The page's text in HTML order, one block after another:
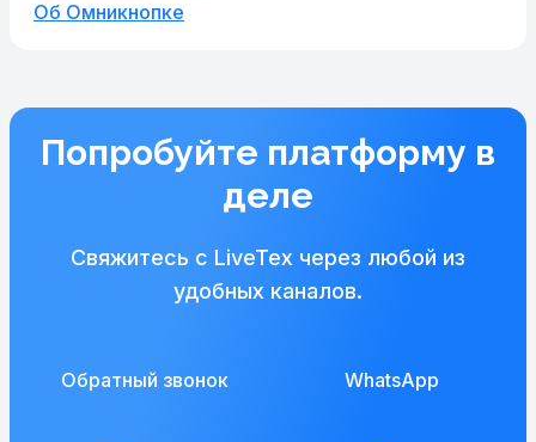
Об Омникнопке
Попробуйте платформу в
деле
Свяжитесь с LiveTex через любой из
удобных каналов.
Обратный звонок WhatsApp